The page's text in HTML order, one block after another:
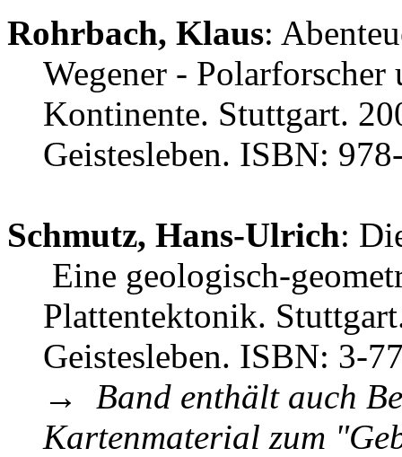
Rohrbach, Klaus:
Wegener -
Kontinente. Stuttgart.
Geistesleben. ISBN:
Schmutz, Hans-Ulrich:
Eine geologisch-
Plattentektonik.
Geistesleben. ISBN: 3-
→
Band enthält auch
Kartenmaterial zum